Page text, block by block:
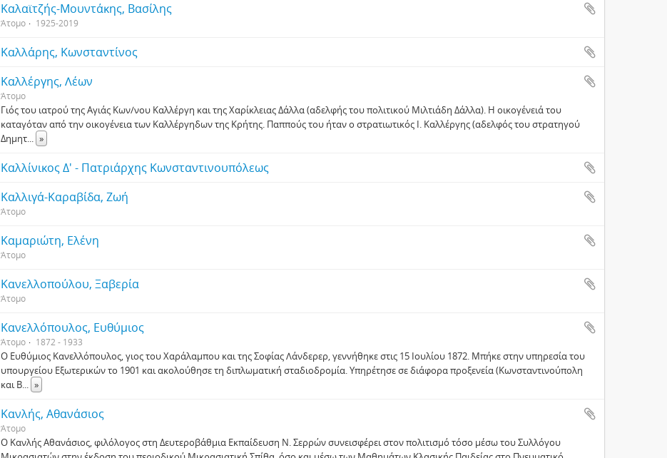
Καλαϊτζής-Μουντάκης, Βασίλης
Άτομο 1925-2019
Καλλάρης, Κωνσταντίνος
Καλλέργης, Λέων
Άτομο
Γιός του ιατρού της Αγιάς Κων/νου Καλλέργη και της Χαρίκλειας Δάλλα (αδελφής του πολιτικού Μιλτιάδη Δάλλα). Η οικογένειά του
καταγόταν από την οικογένεια των Καλλέργηδων της Κρήτης. Παππούς του ήταν ο στρατιωτικός Ι. Καλλέργης (αδελφός του στρατηγού
Δημητ... »
Καλλίνικος Δ' - Πατριάρχης Κωνσταντινουπόλεως
Καλλιγά-Καραβίδα, Ζωή
Άτομο
Καμαριώτη, Ελένη
Άτομο
Κανελλοπούλου, Ξαβερία
Άτομο
Κανελλόπουλος, Ευθύμιος
Άτομο 1872 - 1933
Ο Ευθύμιος Κανελλόπουλος, γιος του Χαράλαμπου και της Σοφίας Λάνδερερ, γεννήθηκε στις 15 Ιουλίου 1872. Μπήκε στην υπηρεσία του
υπουργείου Εξωτερικών το 1901 και ακολούθησε τη διπλωματική σταδιοδρομία. Υπηρέτησε σε διάφορα προξενεία (Κωνσταντινούπολη
και Β... »
Κανλής, Αθανάσιος
Άτομο
Ο Κανλής Αθανάσιος, φιλόλογος στη Δευτεροβάθμια Εκπαίδευση Ν. Σερρών συνεισφέρει στον πολιτισμό τόσο μέσω του Συλλόγου